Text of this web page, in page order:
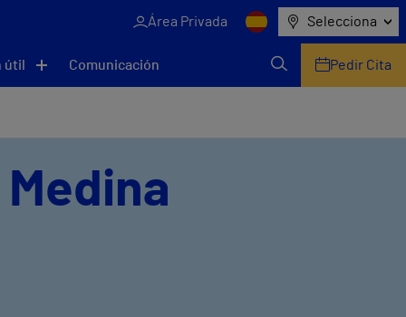
Área Privada Selecciona
útil Comunicación Pedir Cita